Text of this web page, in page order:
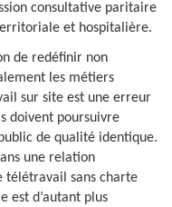
consultative paritaire
et hospitalière.
de redéfinir non
les métiers
sur site est une erreur
doivent poursuivre
de qualité identique.
une relation
télétravail sans charte
est d’autant plus